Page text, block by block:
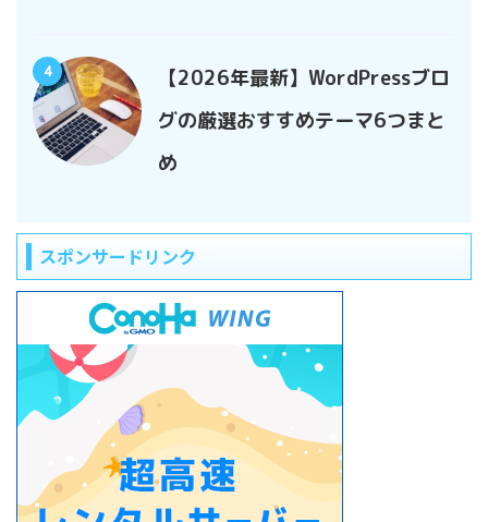
4
【2026年最新】WordPressブロ
グの厳選おすすめテーマ6つまと
め
スポンサードリンク